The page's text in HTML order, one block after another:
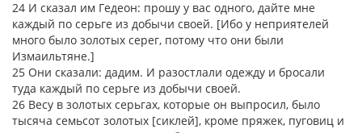
24 И сказал им Гедеон: прошу у вас одного, дайте мне
каждый по серьге из добычи своей. [Ибо у неприятелей
много было золотых серег, потому что они были
Измаильтяне.]
25 Они сказали: дадим. И разостлали одежду и бросали
туда каждый по серьге из добычи своей.
26 Весу в золотых серьгах, которые он выпросил, было
тысяча семьсот золотых [сиклей], кроме пряжек, пуговиц и